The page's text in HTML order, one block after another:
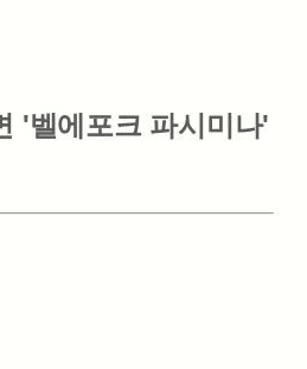
'벨에포크 파시미나'